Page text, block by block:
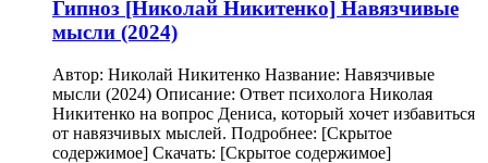
Гипноз [Николай Никитенко] Навязчивые
мысли (2024)
Автор: Николай Никитенко Название: Навязчивые
мысли (2024) Описание: Ответ психолога Николая
Никитенко на вопрос Дениса, который хочет избавиться
от навязчивых мыслей. Подробнее: [Скрытое
содержимое] Скачать: [Скрытое содержимое]